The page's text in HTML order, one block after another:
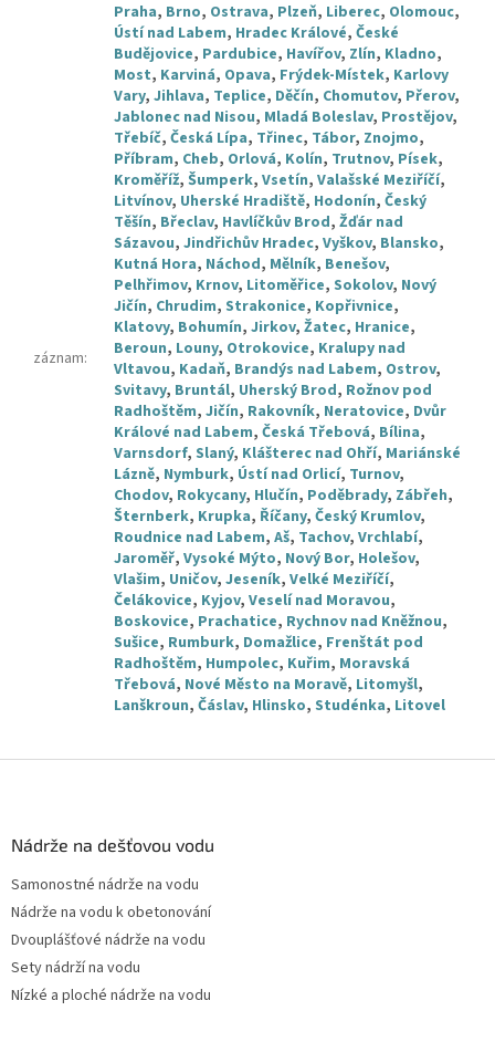
záznam:
Praha, Brno, Ostrava, Plzeň, Liberec, Olomouc,
Ústí nad Labem, Hradec Králové, České
Budějovice, Pardubice, Havířov, Zlín, Kladno,
Most, Karviná, Opava, Frýdek-Místek, Karlovy
Vary, Jihlava, Teplice, Děčín, Chomutov, Přerov,
Jablonec nad Nisou, Mladá Boleslav, Prostějov,
Třebíč, Česká Lípa, Třinec, Tábor, Znojmo,
Příbram, Cheb, Orlová, Kolín, Trutnov, Písek,
Kroměříž, Šumperk, Vsetín, Valašské Meziříčí,
Litvínov, Uherské Hradiště, Hodonín, Český
Těšín, Břeclav, Havlíčkův Brod, Žďár nad
Sázavou, Jindřichův Hradec, Vyškov, Blansko,
Kutná Hora, Náchod, Mělník, Benešov,
Pelhřimov, Krnov, Litoměřice, Sokolov, Nový
Jičín, Chrudim, Strakonice, Kopřivnice,
Klatovy, Bohumín, Jirkov, Žatec, Hranice,
Beroun, Louny, Otrokovice, Kralupy nad
Vltavou, Kadaň, Brandýs nad Labem, Ostrov,
Svitavy, Bruntál, Uherský Brod, Rožnov pod
Radhoštěm, Jičín, Rakovník, Neratovice, Dvůr
Králové nad Labem, Česká Třebová, Bílina,
Varnsdorf, Slaný, Klášterec nad Ohří, Mariánské
Lázně, Nymburk, Ústí nad Orlicí, Turnov,
Chodov, Rokycany, Hlučín, Poděbrady, Zábřeh,
Šternberk, Krupka, Říčany, Český Krumlov,
Roudnice nad Labem, Aš, Tachov, Vrchlabí,
Jaroměř, Vysoké Mýto, Nový Bor, Holešov,
Vlašim, Uničov, Jeseník, Velké Meziříčí,
Čelákovice, Kyjov, Veselí nad Moravou,
Boskovice, Prachatice, Rychnov nad Kněžnou,
Sušice, Rumburk, Domažlice, Frenštát pod
Radhoštěm, Humpolec, Kuřim, Moravská
Třebová, Nové Město na Moravě, Litomyšl,
Lanškroun, Čáslav, Hlinsko, Studénka, Litovel
Nádrže na dešťovou vodu
Samonostné nádrže na vodu
Nádrže na vodu k obetonování
Dvouplášťové nádrže na vodu
Sety nádrží na vodu
Nízké a ploché nádrže na vodu